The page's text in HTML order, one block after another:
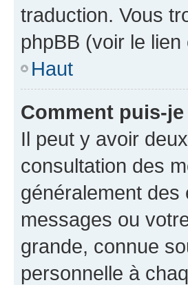
traduction. Vous
phpBB (voir le
Haut
Comment puis-
Il peut y avoir
consultation des
généralement
messages ou
grande, connue
personnelle à